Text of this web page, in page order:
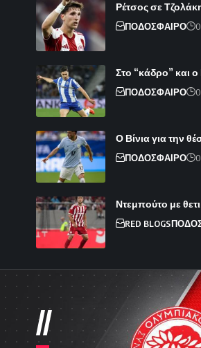
Ρέτσος σε
ΠΟΔΟΣΦΑΙΡΟ
Στο “κάδρο” και
ΠΟΔΟΣΦΑΙΡΟ
Ο Βίνια για την
ΠΟΔΟΣΦΑΙΡΟ
Ντεμπούτο με
RED BLOGS
//